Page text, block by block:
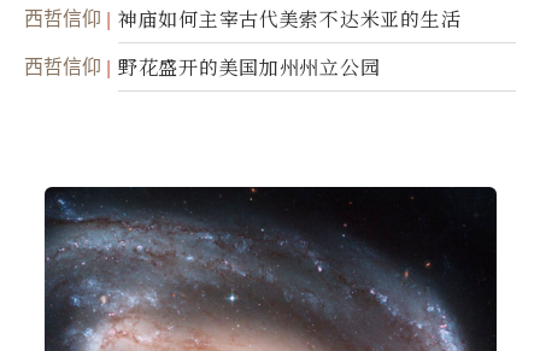
西哲信仰 神庙如何主宰古代美索不达米亚的生活
西哲信仰 野花盛开的美国加州州立公园